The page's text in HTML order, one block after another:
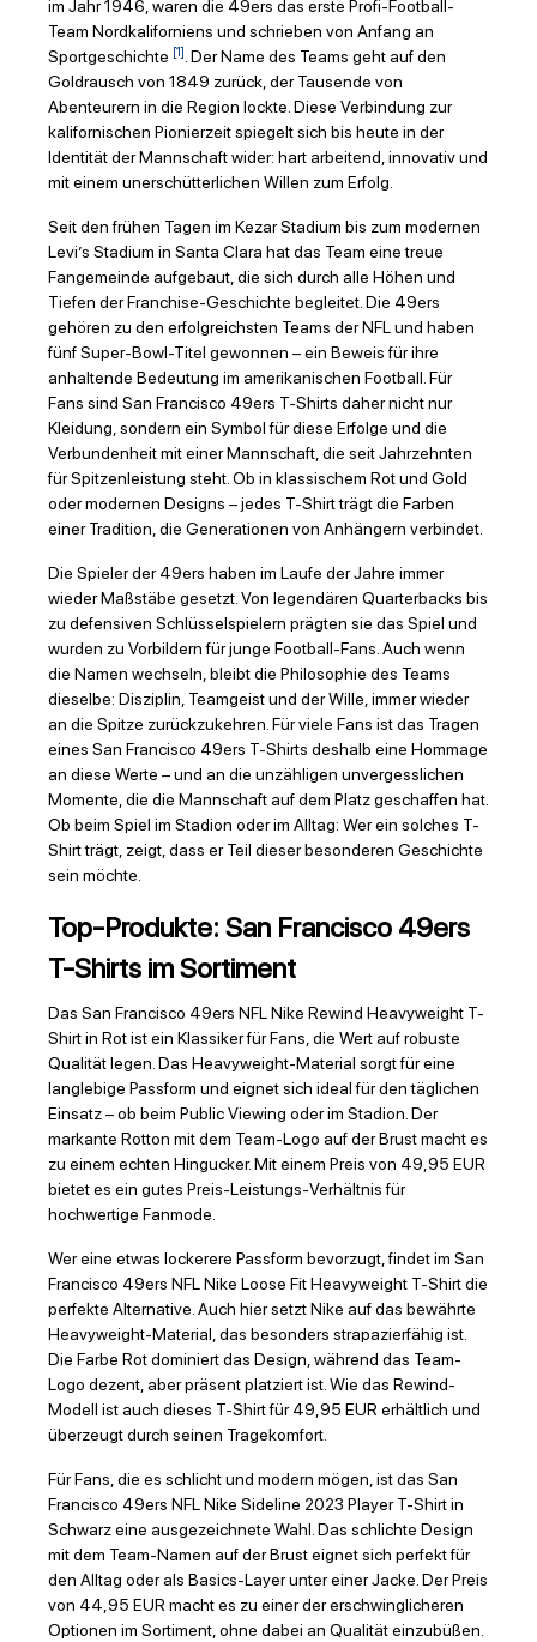
im Jahr 1946, waren die 49ers das erste Profi-Football-
Team Nordkaliforniens und schrieben von Anfang an
Sportgeschichte [1]. Der Name des Teams geht auf den
Goldrausch von 1849 zurück, der Tausende von
Abenteurern in die Region lockte. Diese Verbindung zur
kalifornischen Pionierzeit spiegelt sich bis heute in der
Identität der Mannschaft wider: hart arbeitend, innovativ und
mit einem unerschütterlichen Willen zum Erfolg.
Seit den frühen Tagen im Kezar Stadium bis zum modernen
Levi’s Stadium in Santa Clara hat das Team eine treue
Fangemeinde aufgebaut, die sich durch alle Höhen und
Tiefen der Franchise-Geschichte begleitet. Die 49ers
gehören zu den erfolgreichsten Teams der NFL und haben
fünf Super-Bowl-Titel gewonnen – ein Beweis für ihre
anhaltende Bedeutung im amerikanischen Football. Für
Fans sind San Francisco 49ers T-Shirts daher nicht nur
Kleidung, sondern ein Symbol für diese Erfolge und die
Verbundenheit mit einer Mannschaft, die seit Jahrzehnten
für Spitzenleistung steht. Ob in klassischem Rot und Gold
oder modernen Designs – jedes T-Shirt trägt die Farben
einer Tradition, die Generationen von Anhängern verbindet.
Die Spieler der 49ers haben im Laufe der Jahre immer
wieder Maßstäbe gesetzt. Von legendären Quarterbacks bis
zu defensiven Schlüsselspielern prägten sie das Spiel und
wurden zu Vorbildern für junge Football-Fans. Auch wenn
die Namen wechseln, bleibt die Philosophie des Teams
dieselbe: Disziplin, Teamgeist und der Wille, immer wieder
an die Spitze zurückzukehren. Für viele Fans ist das Tragen
eines San Francisco 49ers T-Shirts deshalb eine Hommage
an diese Werte – und an die unzähligen unvergesslichen
Momente, die die Mannschaft auf dem Platz geschaffen hat.
Ob beim Spiel im Stadion oder im Alltag: Wer ein solches T-
Shirt trägt, zeigt, dass er Teil dieser besonderen Geschichte
sein möchte.
Top-Produkte: San Francisco 49ers
T-Shirts im Sortiment
Das San Francisco 49ers NFL Nike Rewind Heavyweight T-
Shirt in Rot ist ein Klassiker für Fans, die Wert auf robuste
Qualität legen. Das Heavyweight-Material sorgt für eine
langlebige Passform und eignet sich ideal für den täglichen
Einsatz – ob beim Public Viewing oder im Stadion. Der
markante Rotton mit dem Team-Logo auf der Brust macht es
zu einem echten Hingucker. Mit einem Preis von 49,95 EUR
bietet es ein gutes Preis-Leistungs-Verhältnis für
hochwertige Fanmode.
Wer eine etwas lockerere Passform bevorzugt, findet im San
Francisco 49ers NFL Nike Loose Fit Heavyweight T-Shirt die
perfekte Alternative. Auch hier setzt Nike auf das bewährte
Heavyweight-Material, das besonders strapazierfähig ist.
Die Farbe Rot dominiert das Design, während das Team-
Logo dezent, aber präsent platziert ist. Wie das Rewind-
Modell ist auch dieses T-Shirt für 49,95 EUR erhältlich und
überzeugt durch seinen Tragekomfort.
Für Fans, die es schlicht und modern mögen, ist das San
Francisco 49ers NFL Nike Sideline 2023 Player T-Shirt in
Schwarz eine ausgezeichnete Wahl. Das schlichte Design
mit dem Team-Namen auf der Brust eignet sich perfekt für
den Alltag oder als Basics-Layer unter einer Jacke. Der Preis
von 44,95 EUR macht es zu einer der erschwinglicheren
Optionen im Sortiment, ohne dabei an Qualität einzubüßen.